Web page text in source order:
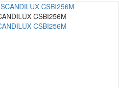
CSBI256M
CSBI256M